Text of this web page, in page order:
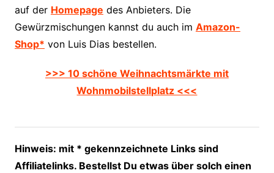
auf der Homepage des Anbieters. Die
Gewürzmischungen kannst du auch im Amazon-
Shop* von Luis Dias bestellen.
>>> 10 schöne Weihnachtsmärkte mit
Wohnmobilstellplatz <<<
Hinweis: mit * gekennzeichnete Links sind
Affiliatelinks. Bestellst Du etwas über solch einen